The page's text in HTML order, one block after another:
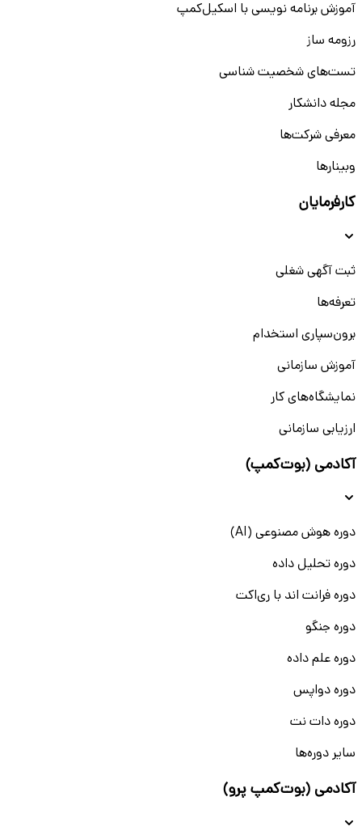
آموزش برنامه نویسی با اسکیل‌کمپ
رزومه ساز
تست‌های شخصیت شناسی
مجله دانشکار
معرفی شرکت‌ها
وبینار‌‌ها
کارفرمایان
ثبت آگهی شغلی
تعرفه‌ها
برون‌سپاری استخدام
آموزش سازمانی
نمایشگاه‌های کار
ارزیابی سازمانی
آکادمی (بوت‌کمپ)
دوره هوش مصنوعی (AI)
دوره تحلیل داده
دوره فرانت اند با ری‌اکت
دوره جنگو
دوره علم داده
دوره دواپس
دوره دات نت
سایر دوره‌ها
آکادمی (بوت‌کمپ پرو)